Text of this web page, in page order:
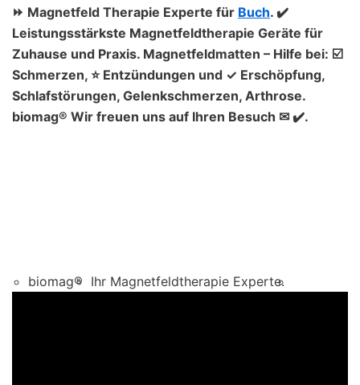
⏩ Magnetfeld Therapie Experte für Buch. ✔️
Leistungsstärkste Magnetfeldtherapie Geräte für
Zuhause und Praxis. Magnetfeldmatten – Hilfe bei: ☑️
Schmerzen, ⭐ Entzündungen und ✓ Erschöpfung,
Schlafstörungen, Gelenkschmerzen, Arthrose.
biomag® Wir freuen uns auf Ihren Besuch ✉ ✔️.
biomag® Ihr Magnetfeldtherapie Experte.